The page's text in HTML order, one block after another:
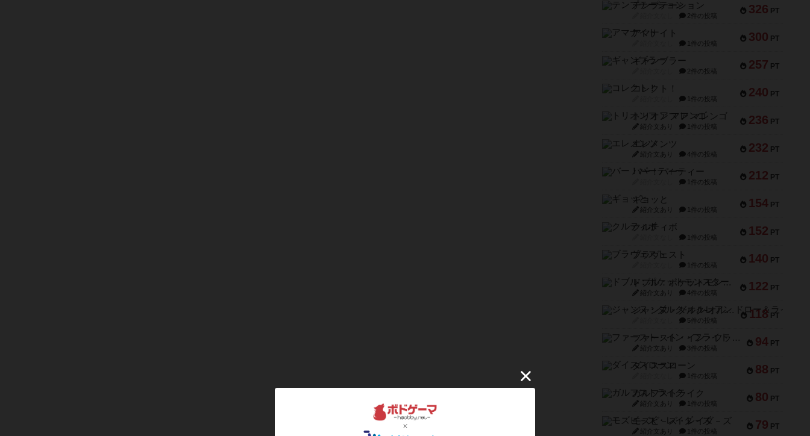
326 PT
テンプテーション
2件の投稿
300 PT
アマナイト
1件の投稿
257 PT
ギャンブラー
2件の投稿
240 PT
コレクト！
1件の投稿
236 PT
トリオンフ ア マレンゴ
紹介文あり 1件の投稿
232 PT
エレメンツ
紹介文あり 4件の投稿
212 PT
バー！パーティー
1件の投稿
154 PT
ギョッと
紹介文あり 1件の投稿
152 PT
クルティボ
1件の投稿
140 PT
ブラヴェスト
1件の投稿
122 PT
ドブル：ポケットモンスター
紹介文あり 4件の投稿
118 PT
ジャンヌ・ダルク-オルレアン ドロー＆ライト
5件の投稿
94 PT
ファースト・イン・フライト
紹介文あり 3件の投稿
88 PT
ダイススローン
1件の投稿
80 PT
ガルフストライク
紹介文あり 1件の投稿
79 PT
モズビ－ズ・レイダ－ズ
紹介文あり 1件の投稿